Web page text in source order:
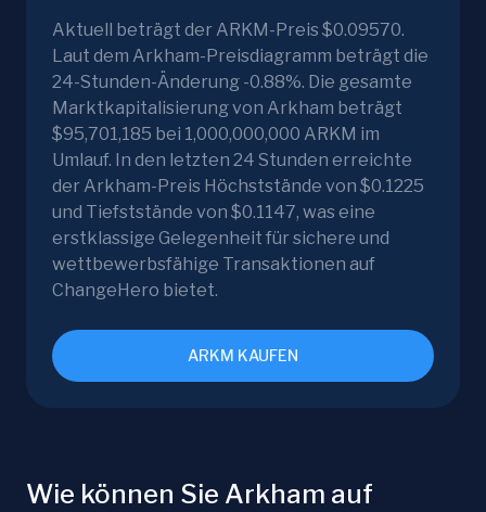
Aktuell beträgt der ARKM-Preis $0.09570.
Laut dem Arkham-Preisdiagramm beträgt die
24-Stunden-Änderung -0.88%. Die gesamte
Marktkapitalisierung von Arkham beträgt
$95,701,185 bei 1,000,000,000 ARKM im
Umlauf. In den letzten 24 Stunden erreichte
der Arkham-Preis Höchststände von $0.1225
und Tiefststände von $0.1147, was eine
erstklassige Gelegenheit für sichere und
wettbewerbsfähige Transaktionen auf
ChangeHero bietet.
ARKM KAUFEN
Wie können Sie Arkham auf